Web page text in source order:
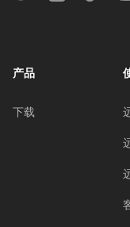
产品
下载